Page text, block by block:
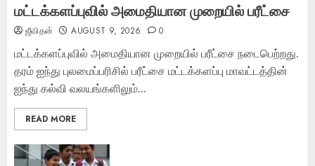
மட்டக்களப்புவில் அமைதியான முறையில் பரீட்சை
ஜீவிதன் AUGUST 9, 2026 0
மட்டக்களப்புவில் அமைதியான முறையில் பரீட்சை நடைபெற்றது.
தரம் ஐந்து புலமைப்பரிசில் பரீட்சை மட்டக்களப்பு மாவட்டத்தின்
ஐந்து கல்வி வலயங்களிலும்...
READ MORE